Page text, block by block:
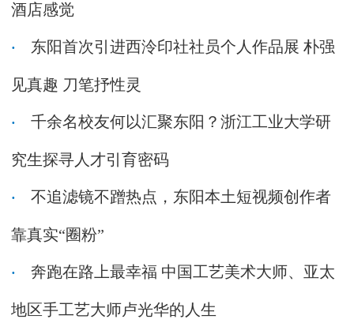
酒店感觉
东阳首次引进西泠印社社员个人作品展 朴强
见真趣 刀笔抒性灵
千余名校友何以汇聚东阳？浙江工业大学研
究生探寻人才引育密码
不追滤镜不蹭热点，东阳本土短视频创作者
靠真实“圈粉”
奔跑在路上最幸福 中国工艺美术大师、亚太
地区手工艺大师卢光华的人生